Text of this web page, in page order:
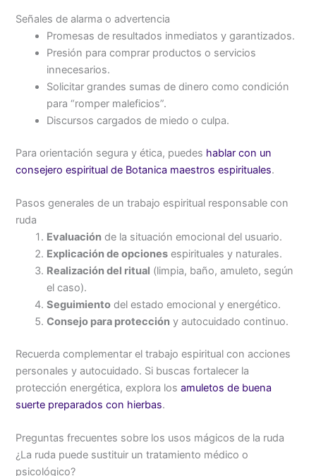
Señales de alarma o advertencia
Promesas de resultados inmediatos y garantizados.
Presión para comprar productos o servicios
innecesarios.
Solicitar grandes sumas de dinero como condición
para “romper maleficios”.
Discursos cargados de miedo o culpa.
Para orientación segura y ética, puedes hablar con un
consejero espiritual de Botanica maestros espirituales.
Pasos generales de un trabajo espiritual responsable con
ruda
Evaluación de la situación emocional del usuario.
Explicación de opciones espirituales y naturales.
Realización del ritual (limpia, baño, amuleto, según
el caso).
Seguimiento del estado emocional y energético.
Consejo para protección y autocuidado continuo.
Recuerda complementar el trabajo espiritual con acciones
personales y autocuidado. Si buscas fortalecer la
protección energética, explora losamuletos de buena
suerte preparados con hierbas.
Preguntas frecuentes sobre los usos mágicos de la ruda
¿La ruda puede sustituir un tratamiento médico o
psicológico?